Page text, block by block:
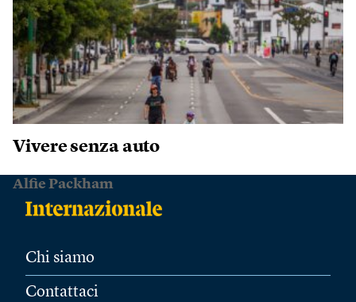
Vivere senza auto
Alfie Packham
Chi siamo
Contattaci